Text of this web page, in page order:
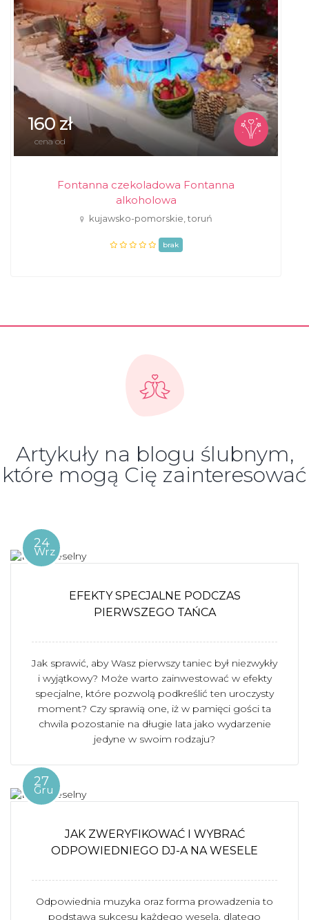
160 zł
cena od
Fontanna czekoladowa Fontanna
alkoholowa
kujawsko-pomorskie, toruń
brak
Artykuły na blogu ślubnym,
które mogą Cię zainteresować
24
Wrz
EFEKTY SPECJALNE PODCZAS
PIERWSZEGO TAŃCA
Jak sprawić, aby Wasz pierwszy taniec był niezwykły
i wyjątkowy? Może warto zainwestować w efekty
specjalne, które pozwolą podkreślić ten uroczysty
moment? Czy sprawią one, iż w pamięci gości ta
chwila pozostanie na długie lata jako wydarzenie
jedyne w swoim rodzaju?
27
Gru
JAK ZWERYFIKOWAĆ I WYBRAĆ
ODPOWIEDNIEGO DJ-A NA WESELE
Odpowiednia muzyka oraz forma prowadzenia to
podstawa sukcesu każdego wesela, dlatego